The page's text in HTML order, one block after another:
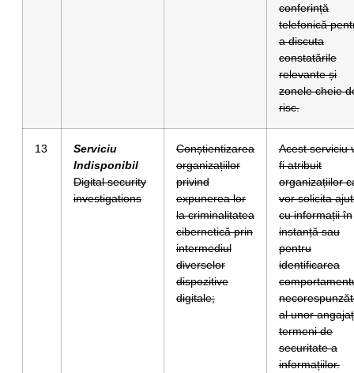
conferință
telefonică
a discuta
constatările
relevante și
zonele cheie
risc.
13
Serviciu
Indisponibil
Digital security
investigations
Conștientizarea
organizațiilor
privind
expunerea lor
la criminalitatea
cibernetică prin
intermediul
diverselor
dispozitive
digitale;
Acest serviciu
fi atribuit
organizațiilor
vor solicita
cu informații în
instanță sau
pentru
identificarea
al unor
termeni de
securitate a
informațiilor.